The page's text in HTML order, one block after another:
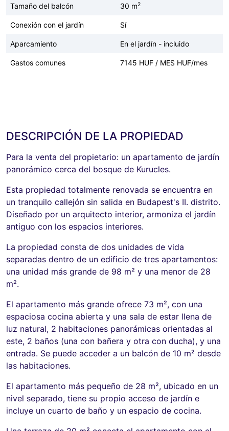
Tamaño del balcón 30 m2
Conexión con el jardín Sí
Aparcamiento En el jardín - incluido
Gastos comunes 7145 HUF / MES HUF/mes
DESCRIPCIÓN DE LA PROPIEDAD
Para la venta del propietario: un apartamento de jardín
panorámico cerca del bosque de Kurucles.
Esta propiedad totalmente renovada se encuentra en
un tranquilo callejón sin salida en Budapest's II. distrito.
Diseñado por un arquitecto interior, armoniza el jardín
antiguo con los espacios interiores.
La propiedad consta de dos unidades de vida
separadas dentro de un edificio de tres apartamentos:
una unidad más grande de 98 m² y una menor de 28
m².
El apartamento más grande ofrece 73 m², con una
espaciosa cocina abierta y una sala de estar llena de
luz natural, 2 habitaciones panorámicas orientadas al
este, 2 baños (una con bañera y otra con ducha), y una
entrada. Se puede acceder a un balcón de 10 m² desde
las habitaciones.
El apartamento más pequeño de 28 m², ubicado en un
nivel separado, tiene su propio acceso de jardín e
incluye un cuarto de baño y un espacio de cocina.